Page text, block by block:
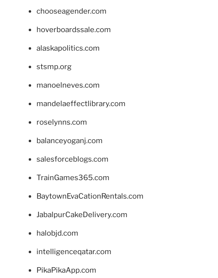
chooseagender.com
hoverboardssale.com
alaskapolitics.com
stsmp.org
manoelneves.com
mandelaeffectlibrary.com
roselynns.com
balanceyoganj.com
salesforceblogs.com
TrainGames365.com
BaytownEvaCationRentals.com
JabalpurCakeDelivery.com
halobjd.com
intelligenceqatar.com
PikaPikaApp.com